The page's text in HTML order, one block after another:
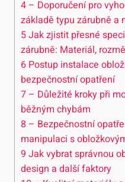
4 – Doporučení pro
základě typu zárubně a
5Jak zjistit přesné
zárubně: Materiál,
6 Postup instalace
bezpečnostní opatření
7 – Důležité kroky při
běžným chybám
8 – Bezpečnostní
manipulaci s
9 Jak vybrat správnou
design a další faktory